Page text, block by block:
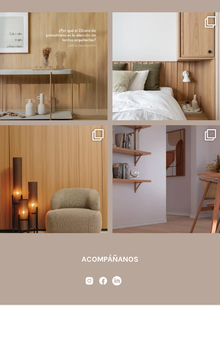
Los Zócalos de poliestireno ganaron
protagonismo en la arquitectura porque
combinan estética, practicidad y
desempeño en un solo producto.
...
tradicional? ¡Los Revestimientos de
pared Santa Luzia pueden ser la
Líneas como Waves, Gizé y...
Jul 14
1 0
paredes decorativas, respaldos de
2 0
santaluzia.es
¿Zócalo blanco, negro, gris, fendi o
beige? La elección puede cambiar por
completo la percepción de un
ambiente y aportar aún más valor a tu
proyecto.
ACOMPÁÑANOS